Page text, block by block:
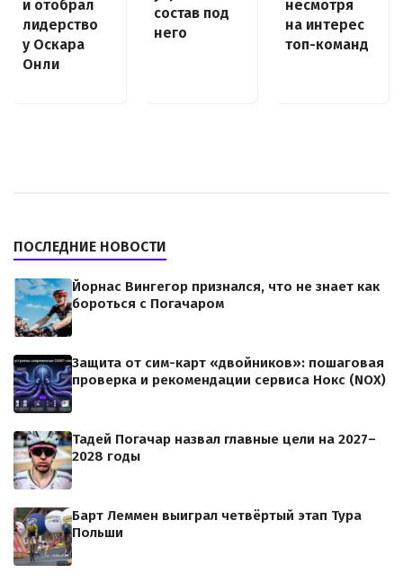
и отобрал
лидерство
у Оскара
Онли
состав под
него
несмотря
на интерес
топ-команд
ПОСЛЕДНИЕ НОВОСТИ
Йорнас Вингегор признался, что не знает как
бороться с Погачаром
Защита от сим-карт «двойников»: пошаговая
проверка и рекомендации сервиса Нокс (NOX)
Тадей Погачар назвал главные цели на 2027–
2028 годы
Барт Леммен выиграл четвёртый этап Тура
Польши